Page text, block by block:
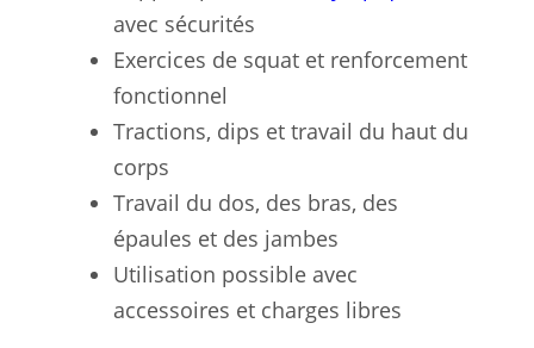
avec sécurités
Exercices de squat et renforcement
fonctionnel
Tractions, dips et travail du haut du
corps
Travail du dos, des bras, des
épaules et des jambes
Utilisation possible avec
accessoires et charges libres